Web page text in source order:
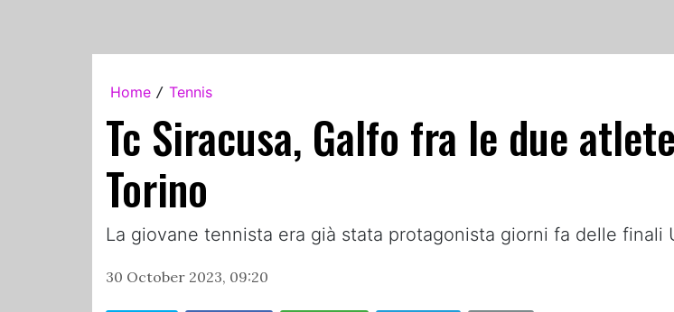
Home / Tennis
Tc Siracusa, Galfo fra le due
Torino
La giovane tennista era già stata protagonista giorni fa delle finali
30 October 2023, 09:20